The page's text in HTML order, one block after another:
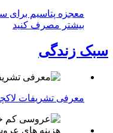
معجزه پتاسیم برای
بیشتر مصرف کنید
سبک زندگی
معرفی تشریفات